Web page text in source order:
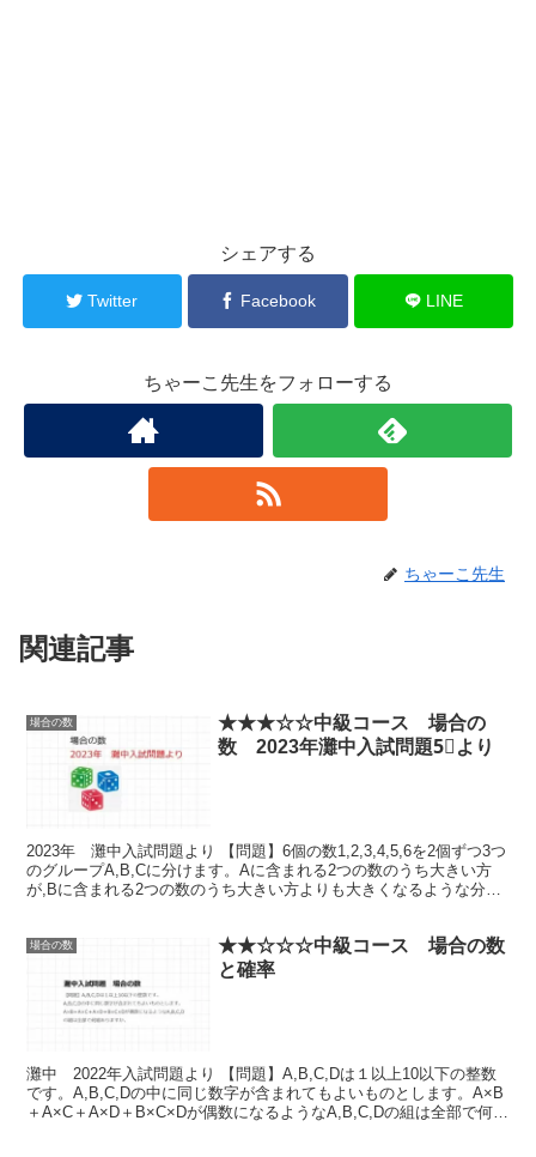
シェアする
Twitter Facebook LINE
ちゃーこ先生をフォローする
ちゃーこ先生
関連記事
場合の数
★★★☆☆中級コース 場合の
数 2023年灘中入試問題5⃣より
2023年 灘中入試問題より 【問題】6個の数1,2,3,4,5,6を2個ずつ3つ
のグループA,B,Cに分けます。Aに含まれる2つの数のうち大きい方
が,Bに含まれる2つの数のうち大きい方よりも大きくなるような分け
場合の数
★★☆☆☆中級コース 場合の数
と確率
灘中 2022年入試問題より 【問題】A,B,C,Dは１以上10以下の整数
です。A,B,C,Dの中に同じ数字が含まれてもよいものとします。A×B
＋A×C＋A×D＋B×C×Dが偶数になるようなA,B,C,Dの組は全部で何組